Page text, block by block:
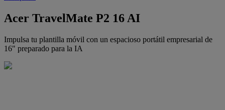
Acer TravelMate P2 16 AI
Impulsa tu plantilla móvil con un espacioso portátil empresarial de
16" preparado para la IA